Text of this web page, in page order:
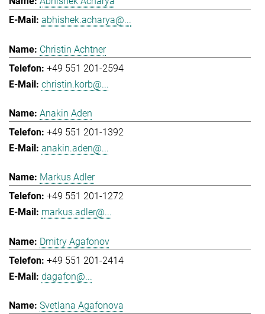
abhishek.acharya@...
Christin Achtner
+49 551 201-2594
christin.korb@...
Anakin Aden
+49 551 201-1392
anakin.aden@...
Markus Adler
+49 551 201-1272
markus.adler@...
Dmitry Agafonov
+49 551 201-2414
dagafon@...
Svetlana Agafonova